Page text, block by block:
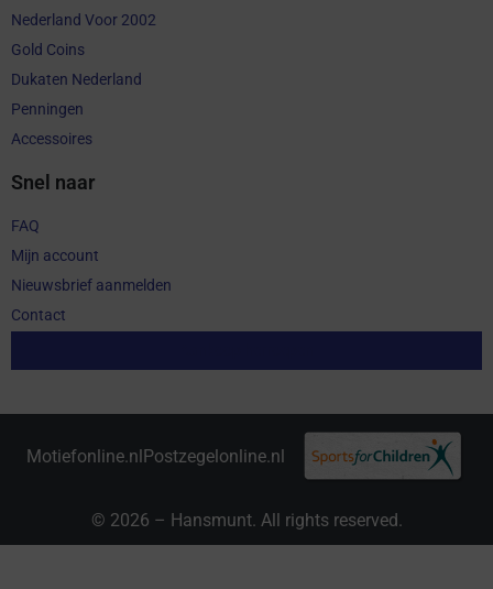
Nederland Voor 2002
Gold Coins
Dukaten Nederland
Penningen
Accessoires
Snel naar
FAQ
Mijn account
Nieuwsbrief aanmelden
Contact
Motiefonline.nl Postzegelonline.nl
© 2026 – Hansmunt. All rights reserved.